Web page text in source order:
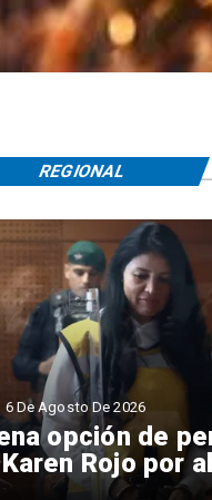
opción de
Rojo por
6 De Agosto De 2026
REGIONAL